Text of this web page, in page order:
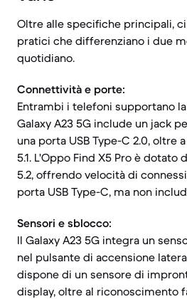
Oltre alle specifiche principali,
pratici che differenziano i due
quotidiano.
Connettività e porte:
Entrambi i telefoni supportano
Galaxy A23 5G include un jack
una porta USB Type-C 2.0, oltre
5.1. L'Oppo Find X5 Pro è dotato
5.2, offrendo velocità di
porta USB Type-C, ma non
Sensori e sblocco:
Il Galaxy A23 5G integra un
nel pulsante di accensione
dispone di un sensore di
display, oltre al riconoscimento